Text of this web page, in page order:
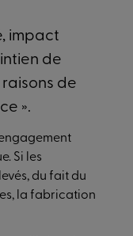
impact
de
de
».
Si les
du fait du
la fabrication